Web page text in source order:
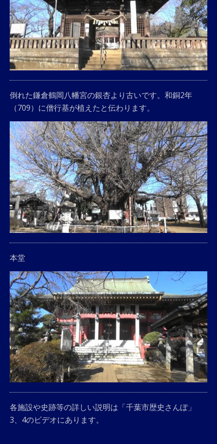
倒れた鎌倉鶴岡八幡宮の銀杏より古いです。和銅2年
（709）に僧行基が植えたと伝わります。
本堂
各施設や史跡等の詳しい説明は「千葉市歴史さんぽ」
3、4のビデオにあります。